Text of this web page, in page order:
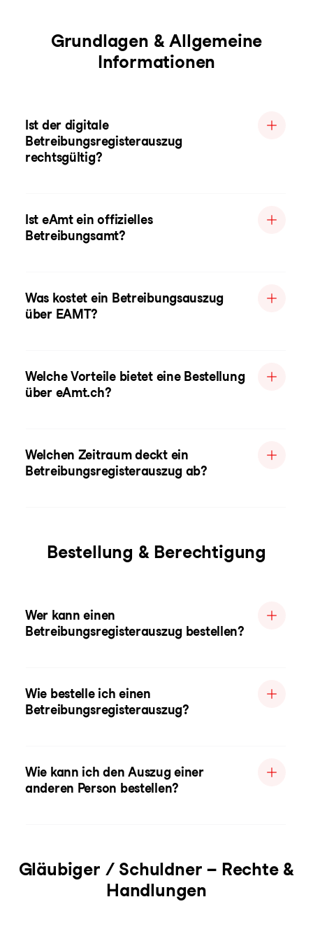
Grundlagen & Allgemeine
Informationen
Ist der digitale
Betreibungsregisterauszug
rechtsgültig?
Ist eAmt ein offizielles
Betreibungsamt?
Was kostet ein Betreibungsauszug
über EAMT?
Welche Vorteile bietet eine Bestellung
über eAmt.ch?
Welchen Zeitraum deckt ein
Betreibungsregisterauszug ab?
Bestellung & Berechtigung
Wer kann einen
Betreibungsregisterauszug bestellen?
Wie bestelle ich einen
Betreibungsregisterauszug?
Wie kann ich den Auszug einer
anderen Person bestellen?
Gläubiger / Schuldner – Rechte &
Handlungen